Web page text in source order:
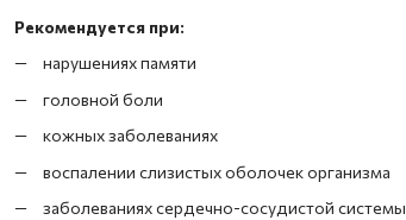
Рекомендуется при:
нарушениях памяти
головной боли
кожных заболеваниях
воспалении слизистых оболочек организма
заболеваниях сердечно-сосудистой системы